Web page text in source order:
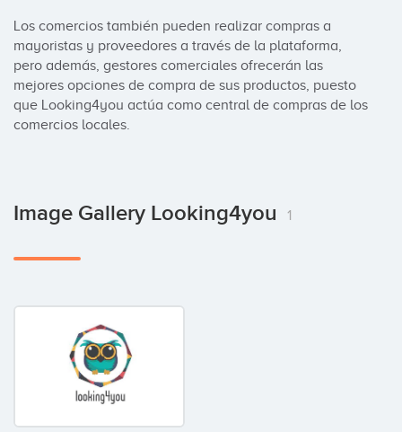
Los comercios también pueden realizar compras a
mayoristas y proveedores a través de la plataforma,
pero además, gestores comerciales ofrecerán las
mejores opciones de compra de sus productos, puesto
que Looking4you actúa como central de compras de los
comercios locales.
Image Gallery Looking4you 1